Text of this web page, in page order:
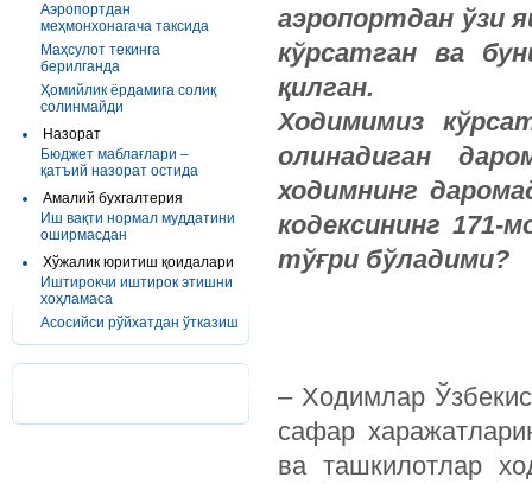
Аэропортдан
меҳмонхонагача таксида
Маҳсулот текинга
берилганда
Ҳомийлик ёрдамига солиқ
солинмайди
Назорат
Бюджет маблағлари –
қатъий назорат остида
Амалий бухгалтерия
Иш вақти нормал муддатини
оширмасдан
Хўжалик юритиш қоидалари
Иштирокчи иштирок этишни
хоҳламаса
Асосийси рўйхатдан ўтказиш
аэропортдан ўзи
кўрсатган ва
қилган.
Ходимимиз
олинадиган
ходимнинг
кодексининг 171-
тўғри бўладими?
– Ходимлар
сафар
ва ташкилотлар